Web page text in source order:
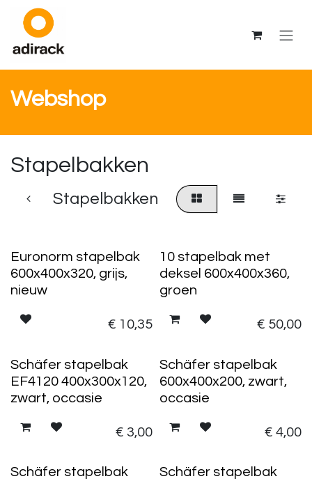
Overslaan naar inhoud
Webshop
Stapelbakken
Stapelbakken
Euronorm stapelbak
600x400x320, grijs,
nieuw
€ 10,35
10 stapelbak met
deksel 600x400x360,
groen
€ 50,00
Schäfer stapelbak
EF4120 400x300x120,
zwart, occasie
€ 3,00
Schäfer stapelbak
600x400x200, zwart,
occasie
€ 4,00
Schäfer stapelbak
Schäfer stapelbak